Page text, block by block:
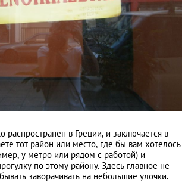
распространен в Греции, и заключается в
тот район или место, где бы вам хотелось
у метро или рядом с работой) и
по этому району. Здесь главное не
заворачивать на небольшие улочки.